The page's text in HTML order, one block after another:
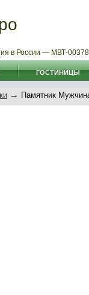
в России — МВТ-
ГОСТИНИЦЫ
→ Памятник